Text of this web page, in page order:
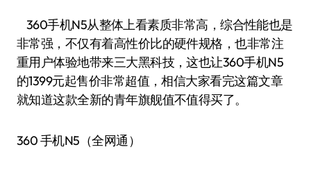
360手机N5从整体上看素质非常高，综合性能也是
非常强，不仅有着高性价比的硬件规格，也非常注
重用户体验地带来三大黑科技，这也让360手机N5
的1399元起售价非常超值，相信大家看完这篇文章
就知道这款全新的青年旗舰值不值得买了。
360 手机N5（全网通）